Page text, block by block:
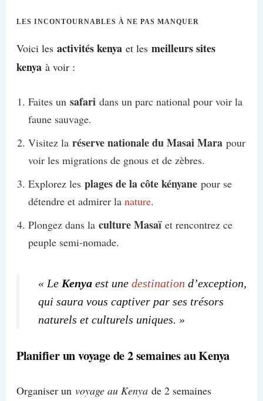
LES INCONTOURNABLES À NE PAS MANQUER
Voici les activités kenyaet les meilleurs sites
kenyaà voir :
Faites un safaridans un parc national pour voir la
faune sauvage.
Visitez la réserve nationale du Masai Marapour
voir les migrations de gnous et de zèbres.
Explorez les plages de la côte kényanepour se
détendre et admirer la nature.
Plongez dans la culture Masaïet rencontrez ce
peuple semi-nomade.
« Le Kenyaest une destination d’exception,
qui saura vous captiver par ses trésors
naturels et culturels uniques. »
Planifier un voyage de 2 semaines au Kenya
Organiser un voyage au Kenyade 2 semaines